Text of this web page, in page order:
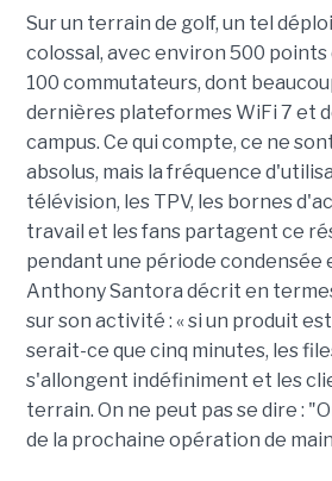
Sur un terrain de golf, un tel
colossal, avec environ 500 points
100 commutateurs, dont
dernières plateformes WiFi 7 et
campus. Ce qui compte, ce ne
absolus, mais la fréquence
télévision, les TPV, les bornes
travail et les fans partagent ce
pendant une période condensée
Anthony Santora décrit en
sur son activité : « si un produit
serait-ce que cinq minutes, les
s'allongent indéfiniment et les
terrain. On ne peut pas se dire :
de la prochaine opération de